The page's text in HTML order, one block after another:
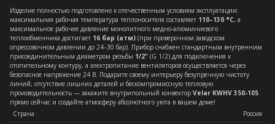
Изделие полностью подготовлено к отечественным условиям эксплуатации:
максимальная рабочая температура теплоносителя составляет 110–130 °C, а
максимальное рабочее давление монолитного медно-алюминиевого
теплообменника достигает 16 бар (атм) (при проверочном заводском
опрессовочном давлении до 24–30 бар). Прибор снабжен стандартным внутренним
присоединительным диаметром резьбы 1/2" (G 1/2) для подключения к
отопительному контуру, а электропитание вентиляторов осуществляется через
безопасное напряжение 24 В. Подарите своему интерьеру безупречную чистоту
линий, отсутствие лишних деталей и бескомпромиссную тепловую
производительность — закажите внутрипольный конвектор Velar KWHV 350-105
прямо сейчас и создайте атмосферу абсолютного уюта в вашем доме!
Страна
Россия